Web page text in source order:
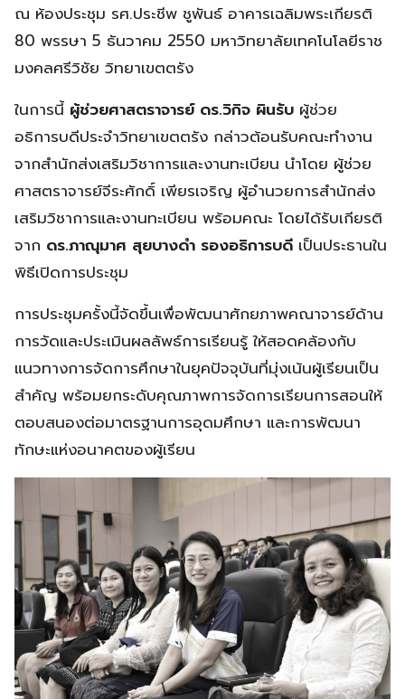
ณ ห้องประชุม รศ.ประชีพ ชูพันธ์ อาคารเฉลิมพระเกียรติ
80 พรรษา 5 ธันวาคม 2550 มหาวิทยาลัยเทคโนโลยีราช
มงคลศรีวิชัย วิทยาเขตตรัง
ในการนี้ ผู้ช่วยศาสตราจารย์ ดร.วิกิจ ผินรับ ผู้ช่วย
อธิการบดีประจำวิทยาเขตตรัง กล่าวต้อนรับคณะทำงาน
จากสำนักส่งเสริมวิชาการและงานทะเบียน นำโดย ผู้ช่วย
ศาสตราจารย์จีระศักดิ์ เพียรเจริญ ผู้อำนวยการสำนักส่ง
เสริมวิชาการและงานทะเบียน พร้อมคณะ โดยได้รับเกียรติ
จาก ดร.ภาณุมาศ สุยบางดำ รองอธิการบดี เป็นประธานใน
พิธีเปิดการประชุม
การประชุมครั้งนี้จัดขึ้นเพื่อพัฒนาศักยภาพคณาจารย์ด้าน
การวัดและประเมินผลลัพธ์การเรียนรู้ ให้สอดคล้องกับ
แนวทางการจัดการศึกษาในยุคปัจจุบันที่มุ่งเน้นผู้เรียนเป็น
สำคัญ พร้อมยกระดับคุณภาพการจัดการเรียนการสอนให้
ตอบสนองต่อมาตรฐานการอุดมศึกษา และการพัฒนา
ทักษะแห่งอนาคตของผู้เรียน